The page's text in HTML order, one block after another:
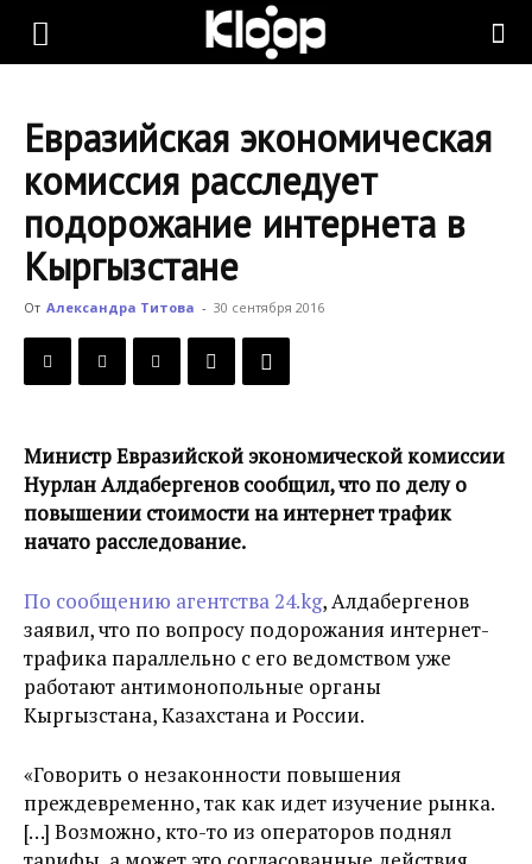
KLOOP.KG
Новости
Кыргызстана
Евразийская экономическая
комиссия расследует
подорожание интернета в
Кыргызстане
От Александра Титова - 30 сентября 2016
Министр Евразийской экономической комиссии
Нурлан Алдабергенов сообщил, что по делу о
повышении стоимости на интернет трафик
начато расследование.
По сообщению агентства 24.kg, Алдабергенов
заявил, что по вопросу подорожания интернет-
трафика параллельно с его ведомством уже
работают антимонопольные органы
Кыргызстана, Казахстана и России.
«Говорить о незаконности повышения
преждевременно, так как идет изучение рынка.
[…] Возможно, кто-то из операторов поднял